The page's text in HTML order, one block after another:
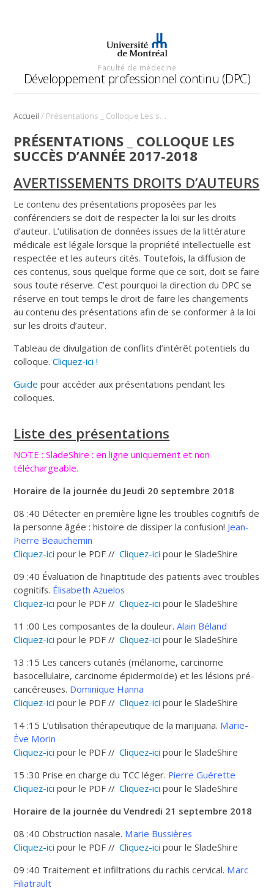
Faculté de médecine
Développement professionnel continu (DPC)
Accueil / Présentations _ Colloque Les succès d’année 2017-2018
PRÉSENTATIONS _ COLLOQUE LES
SUCCÈS D’ANNÉE 2017-2018
AVERTISSEMENTS DROITS D’AUTEURS
Le contenu des présentations proposées par les
conférenciers se doit de respecter la loi sur les droits
d’auteur. L’utilisation de données issues de la littérature
médicale est légale lorsque la propriété intellectuelle est
respectée et les auteurs cités. Toutefois, la diffusion de
ces contenus, sous quelque forme que ce soit, doit se faire
sous toute réserve. C’est pourquoi la direction du DPC se
réserve en tout temps le droit de faire les changements
au contenu des présentations afin de se conformer à la loi
sur les droits d’auteur.
Tableau de divulgation de conflits d’intérêt potentiels du
colloque.Cliquez-ici !
Guide pour accéder aux présentations pendant les
colloques.
Liste des présentations
NOTE : SladeShire : en ligne uniquement et non
téléchargeable.
Horaire de la journée du Jeudi 20 septembre 2018
08 :40 Détecter en première ligne les troubles cognitifs de
la personne âgée : histoire de dissiper la confusion! Jean-
Pierre Beauchemin
Cliquez-ici pour le PDF //Cliquez-ici pour le SladeShire
09 :40 Évaluation de l’inaptitude des patients avec troubles
cognitifs. Élisabeth Azuelos
Cliquez-ici pour le PDF //Cliquez-ici pour le SladeShire
11 :00 Les composantes de la douleur.Alain Béland
Cliquez-ici pour le PDF //Cliquez-ici pour le SladeShire
13 :15 Les cancers cutanés (mélanome, carcinome
basocellulaire, carcinome épidermoïde) et les lésions pré-
cancéreuses. Dominique Hanna
Cliquez-ici pour le PDF //Cliquez-ici pour le SladeShire
14 :15 L’utilisation thérapeutique de la marijuana. Marie-
Ève Morin
Cliquez-ici pour le PDF //Cliquez-ici pour le SladeShire
15 :30 Prise en charge du TCC léger. Pierre Guérette
Cliquez-ici pour le PDF //Cliquez-ici pour le SladeShire
Horaire de la journée du Vendredi 21 septembre 2018
08 :40 Obstruction nasale. Marie Bussières
Cliquez-ici pour le PDF //Cliquez-ici pour le SladeShire
09 :40 Traitement et infiltrations du rachis cervical. Marc
Filiatrault